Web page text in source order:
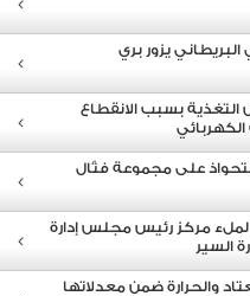
يزور بري
التغذية بسبب الانقطاع
لملء مركز رئيس مجلس إدارة
السير
والحرارة ضمن معدلاتها